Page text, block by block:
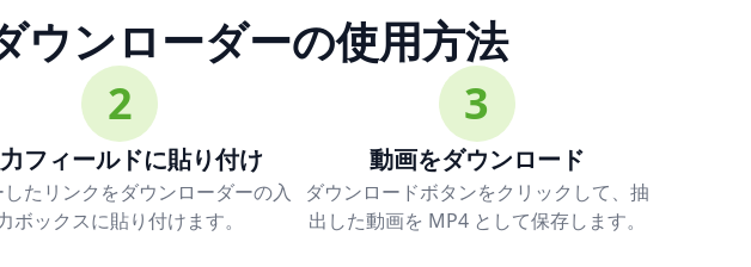
ンローダーの使用方法
2
フィールドに貼り付け
したリンクをダウンローダーの入
ボックスに貼り付けます。
3
動画をダウンロード
ダウンロードボタンをクリックして、抽
出した動画を MP4 として保存します。